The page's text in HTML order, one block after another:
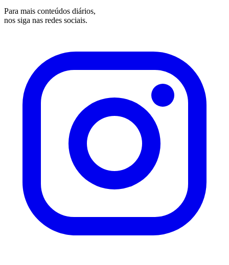
Para mais conteúdos diários,
nos siga nas redes sociais.